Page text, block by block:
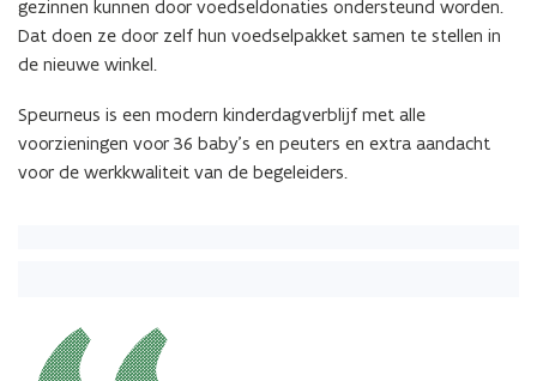
gezinnen kunnen door voedseldonaties ondersteund worden.
Dat doen ze door zelf hun voedselpakket samen te stellen in
de nieuwe winkel.
Speurneus is een modern kinderdagverblijf met alle
voorzieningen voor 36 baby’s en peuters en extra aandacht
voor de werkkwaliteit van de begeleiders.